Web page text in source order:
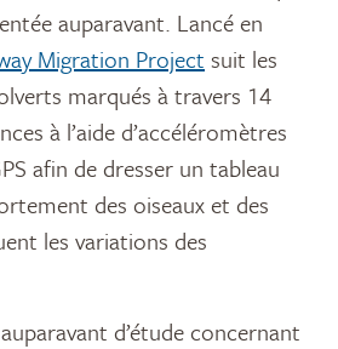
auparavant. Lancé en
Migration Project suit les
marqués à travers 14
à l’aide d’accéléromètres
afin de dresser un tableau
des oiseaux et des
les variations des
d’étude concernant